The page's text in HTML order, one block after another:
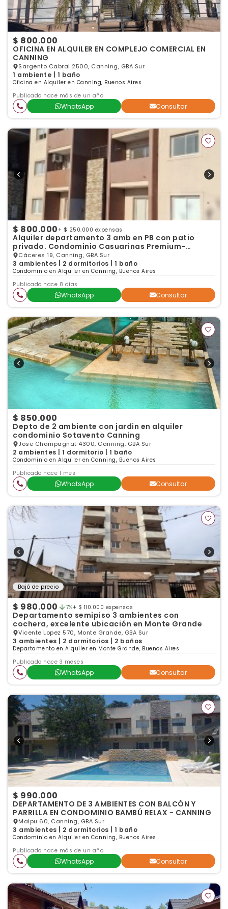
$ 800.000
OFICINA EN ALQUILER EN COMPLEJO COMERCIAL EN
CANNING
Sargento Cabral 2500, Canning, GBA Sur
1 ambiente | 1 baño
Oficina en Alquiler en Canning, Buenos Aires
Publicado hace más de un año
WhatsApp Consultar
$ 800.000 + $ 250.000 expensas
Alquiler departamento 3 amb en PB con patio
privado. Condominio Casuarinas Premium-
Canning
Cáceres 19, Canning, GBA Sur
3 ambientes | 2 dormitorios | 1 baño
Condominio en Alquiler en Canning, Buenos Aires
Publicado hace 8 días
WhatsApp Consultar
$ 850.000
Depto de 2 ambiente con jardin en alquiler
condominio Sotavento Canning
Jose Champagnat 4300, Canning, GBA Sur
2 ambientes | 1 dormitorio | 1 baño
Condominio en Alquiler en Canning, Buenos Aires
Publicado hace 1 mes
WhatsApp Consultar
Bajó de precio
$ 980.000 7%+ $ 110.000 expensas
Departamento semipiso 3 ambientes con
cochera, excelente ubicación en Monte Grande
Vicente Lopez 570, Monte Grande, GBA Sur
3 ambientes | 2 dormitorios | 2 baños
Departamento en Alquiler en Monte Grande, Buenos Aires
Publicado hace 3 meses
WhatsApp Consultar
$ 990.000
DEPARTAMENTO DE 3 AMBIENTES CON BALCÓN Y
PARRILLA EN CONDOMINIO BAMBÚ RELAX - CANNING
Maipu 60, Canning, GBA Sur
3 ambientes | 2 dormitorios | 1 baño
Condominio en Alquiler en Canning, Buenos Aires
Publicado hace más de un año
WhatsApp Consultar